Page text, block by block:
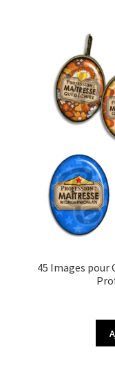
45 Images pour